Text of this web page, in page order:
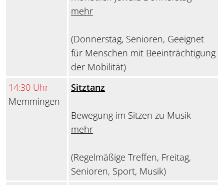
mehr
(Donnerstag, Senioren, Geeignet
für Menschen mit Beeinträchtigung
der Mobilität)
14:30 Uhr
Memmingen
Sitztanz
Bewegung im Sitzen zu Musik
mehr
(Regelmäßige Treffen, Freitag,
Senioren, Sport, Musik)